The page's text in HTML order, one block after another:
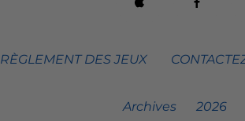
RÈGLEMENT DES JEUX
Archives 2026